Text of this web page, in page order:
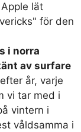
lät
för den
i norra
av surfare
år, varje
vi ​​tar med i
vintern i
våldsamma i